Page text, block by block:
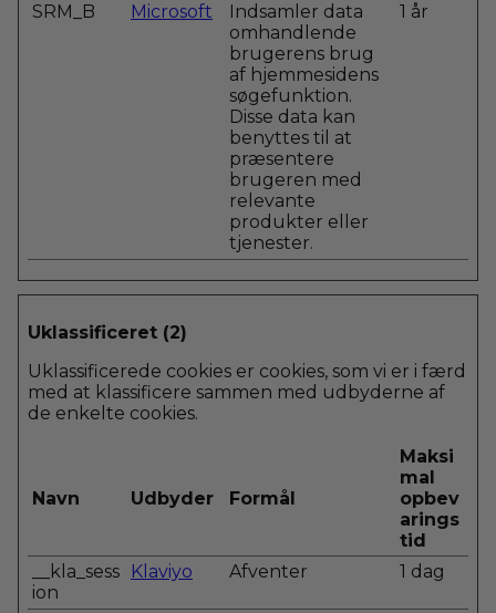
SRM_B Microsoft
Indsamler data
omhandlende
brugerens brug
af hjemmesidens
søgefunktion.
Disse data kan
benyttes til at
præsentere
brugeren med
relevante
produkter eller
tjenester.
1 år
Uklassificeret (2)
Uklassificerede cookies er cookies, som vi er i færd
med at klassificere sammen med udbyderne af
de enkelte cookies.
Navn Udbyder Formål
Maksi
mal
opbev
arings
tid
__kla_sess
ion
Klaviyo Afventer 1 dag